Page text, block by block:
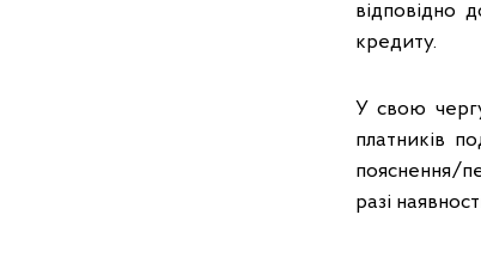
відповідно
кредиту.
У свою
платників
пояснення/
разі